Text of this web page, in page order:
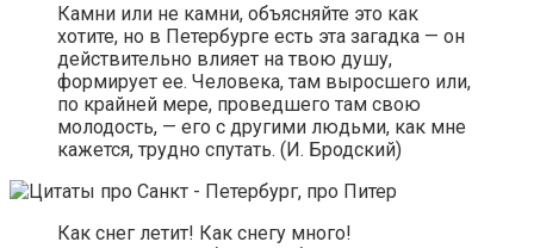
Камни или не камни, объясняйте это как
хотите, но в Петербурге есть эта загадка — он
действительно влияет на твою душу,
формирует ее. Человека, там выросшего или,
по крайней мере, проведшего там свою
молодость, — его с другими людьми, как мне
кажется, трудно спутать. (И. Бродский)
Как снег летит! Как снегу много!